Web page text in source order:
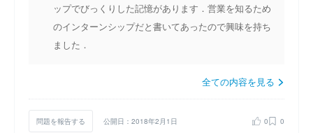
ップでびっくりした記憶があります．営業を知るため
のインターンシップだと書いてあったので興味を持ち
ました．
全ての内容を見る
問題を報告する 公開日：2018年2月1日 0 0